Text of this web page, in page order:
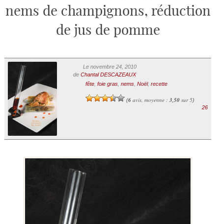
nems de champignons, réduction
de jus de pomme
Le novembre 24, 2010
de Chantal DESCAZEAUX
fête, foie gras, nems, Noël, recette
(6avis, moyenne : 3,50sur 5)
26